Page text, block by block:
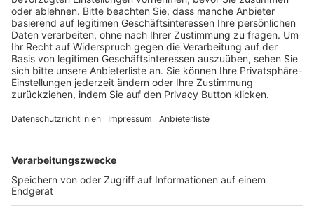
BFV-Geschäftsstellen
Trainerbörse
Login SpielPlus
FOLGE DEM BFV
TOP-VEREINE